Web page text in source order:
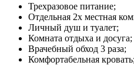
Трехразовое питание;
Отдельная 2х местная
Личный душ и туалет;
Комната отдыха и досуга;
Врачебный обход 3 раза;
Комфортабельная кровать;